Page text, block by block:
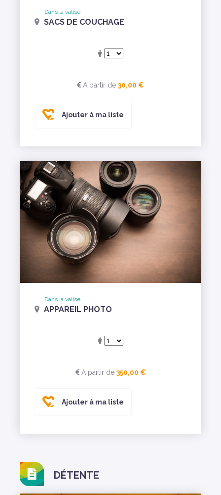
Dans la valise
SACS DE COUCHAGE
A partir de 30,00 €
Ajouter à ma liste
Dans la valise
APPAREIL PHOTO
A partir de 350,00 €
Ajouter à ma liste
DÉTENTE